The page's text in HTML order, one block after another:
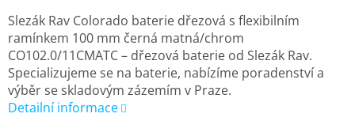
Slezák Rav Colorado baterie dřezová s flexibilním
ramínkem 100 mm černá matná/chrom
CO102.0/11CMATC – dřezová baterie od Slezák Rav.
Specializujeme se na baterie, nabízíme poradenství a
výběr se skladovým zázemím v Praze.
Detailní informace